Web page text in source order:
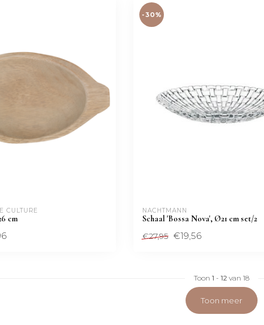
CULTURE
cm
-30%
NACHTMANN
Schaal 'Bossa Nova', Ø21 cm set/2
€27,95 €19,56
Toon 1 - 12van 18
Toon meer